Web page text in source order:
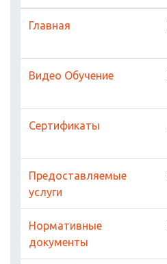
Главная
Видео Обучение
Сертификаты
Предоставляемые
услуги
Нормативные
документы